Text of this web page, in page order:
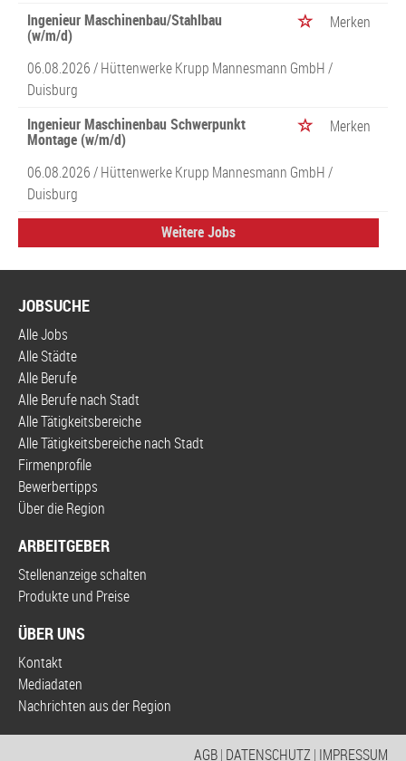
Ingenieur Maschinenbau/Stahlbau
(w/m/d)
Merken
06.08.2026 /Hüttenwerke Krupp Mannesmann GmbH/
Duisburg
Ingenieur Maschinenbau Schwerpunkt
Montage (w/m/d)
Merken
06.08.2026 /Hüttenwerke Krupp Mannesmann GmbH/
Duisburg
Weitere Jobs
JOBSUCHE
Alle Jobs
Alle Städte
Alle Berufe
Alle Berufe nach Stadt
Alle Tätigkeitsbereiche
Alle Tätigkeitsbereiche nach Stadt
Firmenprofile
Bewerbertipps
Über die Region
ARBEITGEBER
Stellenanzeige schalten
Produkte und Preise
ÜBER UNS
Kontakt
Mediadaten
Nachrichten aus der Region
AGB| DATENSCHUTZ| IMPRESSUM